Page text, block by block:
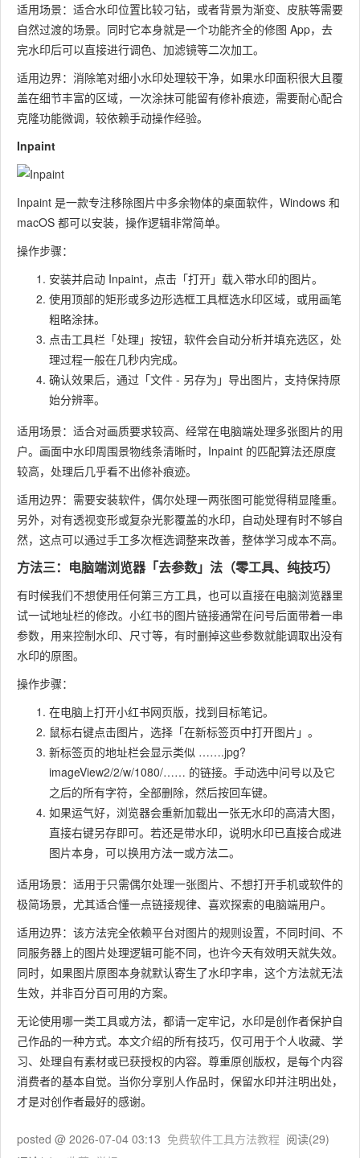
适用场景：适合水印位置比较刁钻，或者背景为渐变、皮肤等需要
自然过渡的场景。同时它本身就是一个功能齐全的修图 App，去
完水印后可以直接进行调色、加滤镜等二次加工。
适用边界：消除笔对细小水印处理较干净，如果水印面积很大且覆
盖在细节丰富的区域，一次涂抹可能留有修补痕迹，需要耐心配合
克隆功能微调，较依赖手动操作经验。
Inpaint
Inpaint 是一款专注移除图片中多余物体的桌面软件，Windows 和
macOS 都可以安装，操作逻辑非常简单。
操作步骤：
安装并启动 Inpaint，点击「打开」载入带水印的图片。
使用顶部的矩形或多边形选框工具框选水印区域，或用画笔
粗略涂抹。
点击工具栏「处理」按钮，软件会自动分析并填充选区，处
理过程一般在几秒内完成。
确认效果后，通过「文件 - 另存为」导出图片，支持保持原
始分辨率。
适用场景：适合对画质要求较高、经常在电脑端处理多张图片的用
户。画面中水印周围景物线条清晰时，Inpaint 的匹配算法还原度
较高，处理后几乎看不出修补痕迹。
适用边界：需要安装软件，偶尔处理一两张图可能觉得稍显隆重。
另外，对有透视变形或复杂光影覆盖的水印，自动处理有时不够自
然，这点可以通过手工多次框选调整来改善，整体学习成本不高。
方法三：电脑端浏览器「去参数」法（零工具、纯技巧）
有时候我们不想使用任何第三方工具，也可以直接在电脑浏览器里
试一试地址栏的修改。小红书的图片链接通常在问号后面带着一串
参数，用来控制水印、尺寸等，有时删掉这些参数就能调取出没有
水印的原图。
操作步骤：
在电脑上打开小红书网页版，找到目标笔记。
鼠标右键点击图片，选择「在新标签页中打开图片」。
新标签页的地址栏会显示类似 …….jpg?
imageView2/2/w/1080/…… 的链接。手动选中问号以及它
之后的所有字符，全部删除，然后按回车键。
如果运气好，浏览器会重新加载出一张无水印的高清大图，
直接右键另存即可。若还是带水印，说明水印已直接合成进
图片本身，可以换用方法一或方法二。
适用场景：适用于只需偶尔处理一张图片、不想打开手机或软件的
极简场景，尤其适合懂一点链接规律、喜欢探索的电脑端用户。
适用边界：该方法完全依赖平台对图片的规则设置，不同时间、不
同服务器上的图片处理逻辑可能不同，也许今天有效明天就失效。
同时，如果图片原图本身就默认寄生了水印字串，这个方法就无法
生效，并非百分百可用的方案。
无论使用哪一类工具或方法，都请一定牢记，水印是创作者保护自
己作品的一种方式。本文介绍的所有技巧，仅可用于个人收藏、学
习、处理自有素材或已获授权的内容。尊重原创版权，是每个内容
消费者的基本自觉。当你分享别人作品时，保留水印并注明出处，
才是对创作者最好的感谢。
posted @ 2026-07-04 03:13 免费软件工具方法教程 阅读(29)